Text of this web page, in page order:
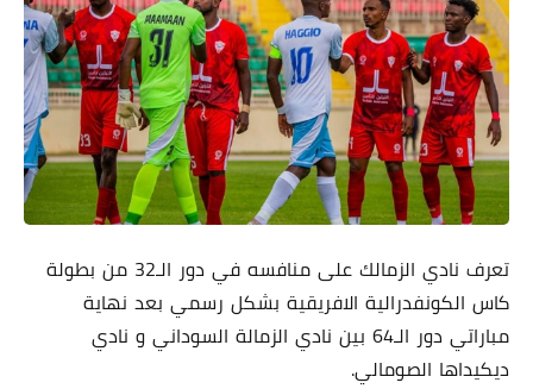
تعرف نادي الزمالك على منافسه في دور الـ32 من بطولة
كاس الكونفدرالية الافريقية بشكل رسمي بعد نهاية
مباراتي دور الـ64 بين نادي الزمالة السوداني و نادي
ديكيداها الصومالي.